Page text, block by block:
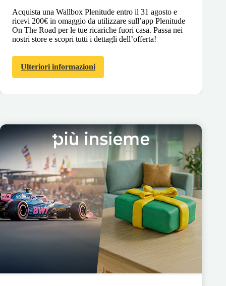
Acquista una Wallbox Plenitude entro il 31 agosto e
ricevi 200€ in omaggio da utilizzare sull’app Plenitude
On The Road per le tue ricariche fuori casa. Passa nei
nostri store e scopri tutti i dettagli dell’offerta!
Ulteriori informazioni